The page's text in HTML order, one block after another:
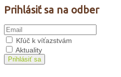
Prihlásiť sa na odber
Kľúč k víťazstvám
Aktuality
Prihlásiť sa